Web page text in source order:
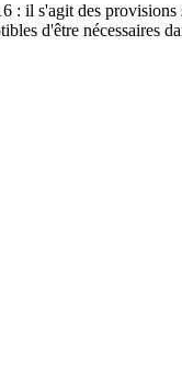
il s'agit des
d'être nécessaires